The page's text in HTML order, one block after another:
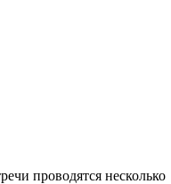
проводятся несколько